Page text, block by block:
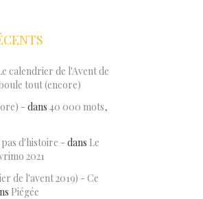
calendrier de l'Avent de
tout (encore)
- dans 40 000 mots,
d'histoire - dans Le
2021
de l'avent 2019) - Ce
Piégée